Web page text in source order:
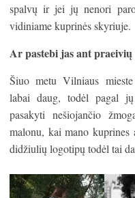
spalvų ir jei jų nenori
vidiniame kuprinės skyriuje.
Ar pastebi jas ant praeivių
Šiuo metu Vilniaus
labai daug, todėl pagal
pasakyti nešiojančio
malonu, kai mano
didžiulių logotipų todėl tai